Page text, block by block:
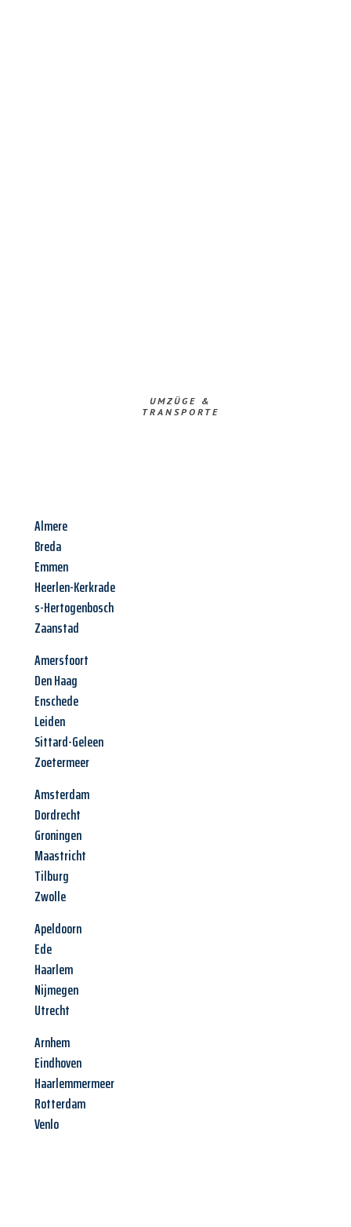
UMZÜGE &
TRANSPORTE
Almere
Breda
Emmen
Heerlen-Kerkrade
s-Hertogenbosch
Zaanstad
Amersfoort
Den Haag
Enschede
Leiden
Sittard-Geleen
Zoetermeer
Amsterdam
Dordrecht
Groningen
Maastricht
Tilburg
Zwolle
Apeldoorn
Ede
Haarlem
Nijmegen
Utrecht
Arnhem
Eindhoven
Haarlemmermeer
Rotterdam
Venlo